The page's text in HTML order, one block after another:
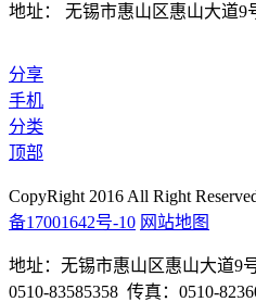
地址： 无锡市惠山区惠山大道9
分享
手机
分类
顶部
CopyRight 2016 All Right
备17001642号-10 网站地图
地址：无锡市惠山区惠山大道9
0510-83585358 传真：0510-